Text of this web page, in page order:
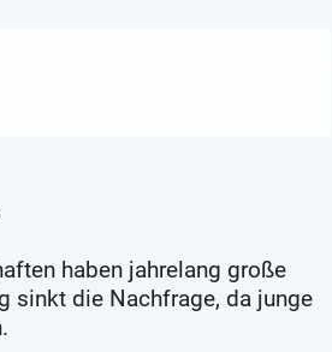
haben jahrelang große
sinkt die Nachfrage, da junge